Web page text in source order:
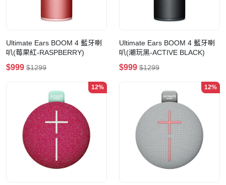
Ultimate Ears BOOM 4 藍牙喇
叭(莓果紅-RASPBERRY)
$999 $1299
Ultimate Ears BOOM 4 藍牙喇
叭(潮玩黑-ACTIVE BLACK)
$999 $1299
12% 12%